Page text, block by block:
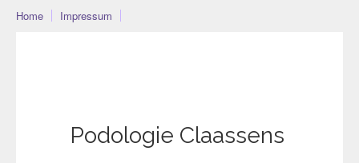
Home Impressum
Podologie Claassens